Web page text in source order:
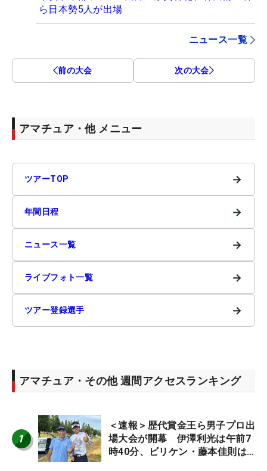
ら日本勢5人が出場
ニュース一覧
前の大会 次の大会
アマチュア・他 メニュー
ツアーTOP →
年間日程 →
ニュース一覧 →
ライブフォト一覧 →
ツアー登録選手 →
アマチュア・その他 週間アクセスランキング
1
＜速報＞歴代賞金王ら男子プロ出
場大会が開幕 伊澤利光は午前7
時40分、ビリケン・藤本佳則は